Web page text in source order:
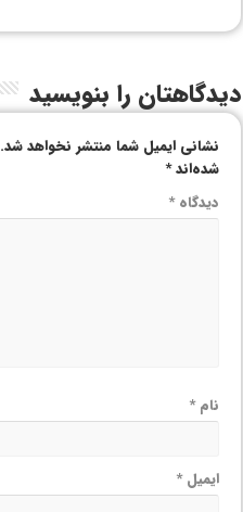
دیدگاهتان را بنویسید
نشانی ایمیل شما منتشر نخواهد شد.
شده‌اند*
دیدگاه*
نام*
ایمیل*